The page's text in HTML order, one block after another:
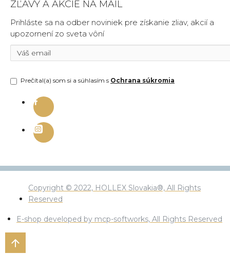
ZĽAVY A AKCIE NA MAIL
Prihláste sa na odber noviniek pre získanie zliav, akcií a
upozornení zo sveta vôní
Prečítal(a) som si a súhlasím s Ochrana súkromia
Copyright © 2022, HOLLEX Slovakia®, All Rights
Reserved
E-shop developed by mcp-softworks, All Rights Reserved